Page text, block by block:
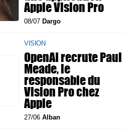
Apple Vision Pro
08/07 Dargo
VISION
OpenAI recrute Paul
Meade, le
responsable du
Vision Pro chez
Apple
27/06Alban